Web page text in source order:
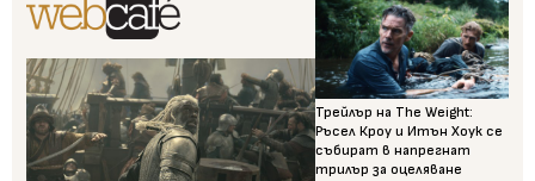
Трейлър на The Weight:
Ръсел Кроу и Итън Хоук се
събират в напрегнат
трилър за оцеляване